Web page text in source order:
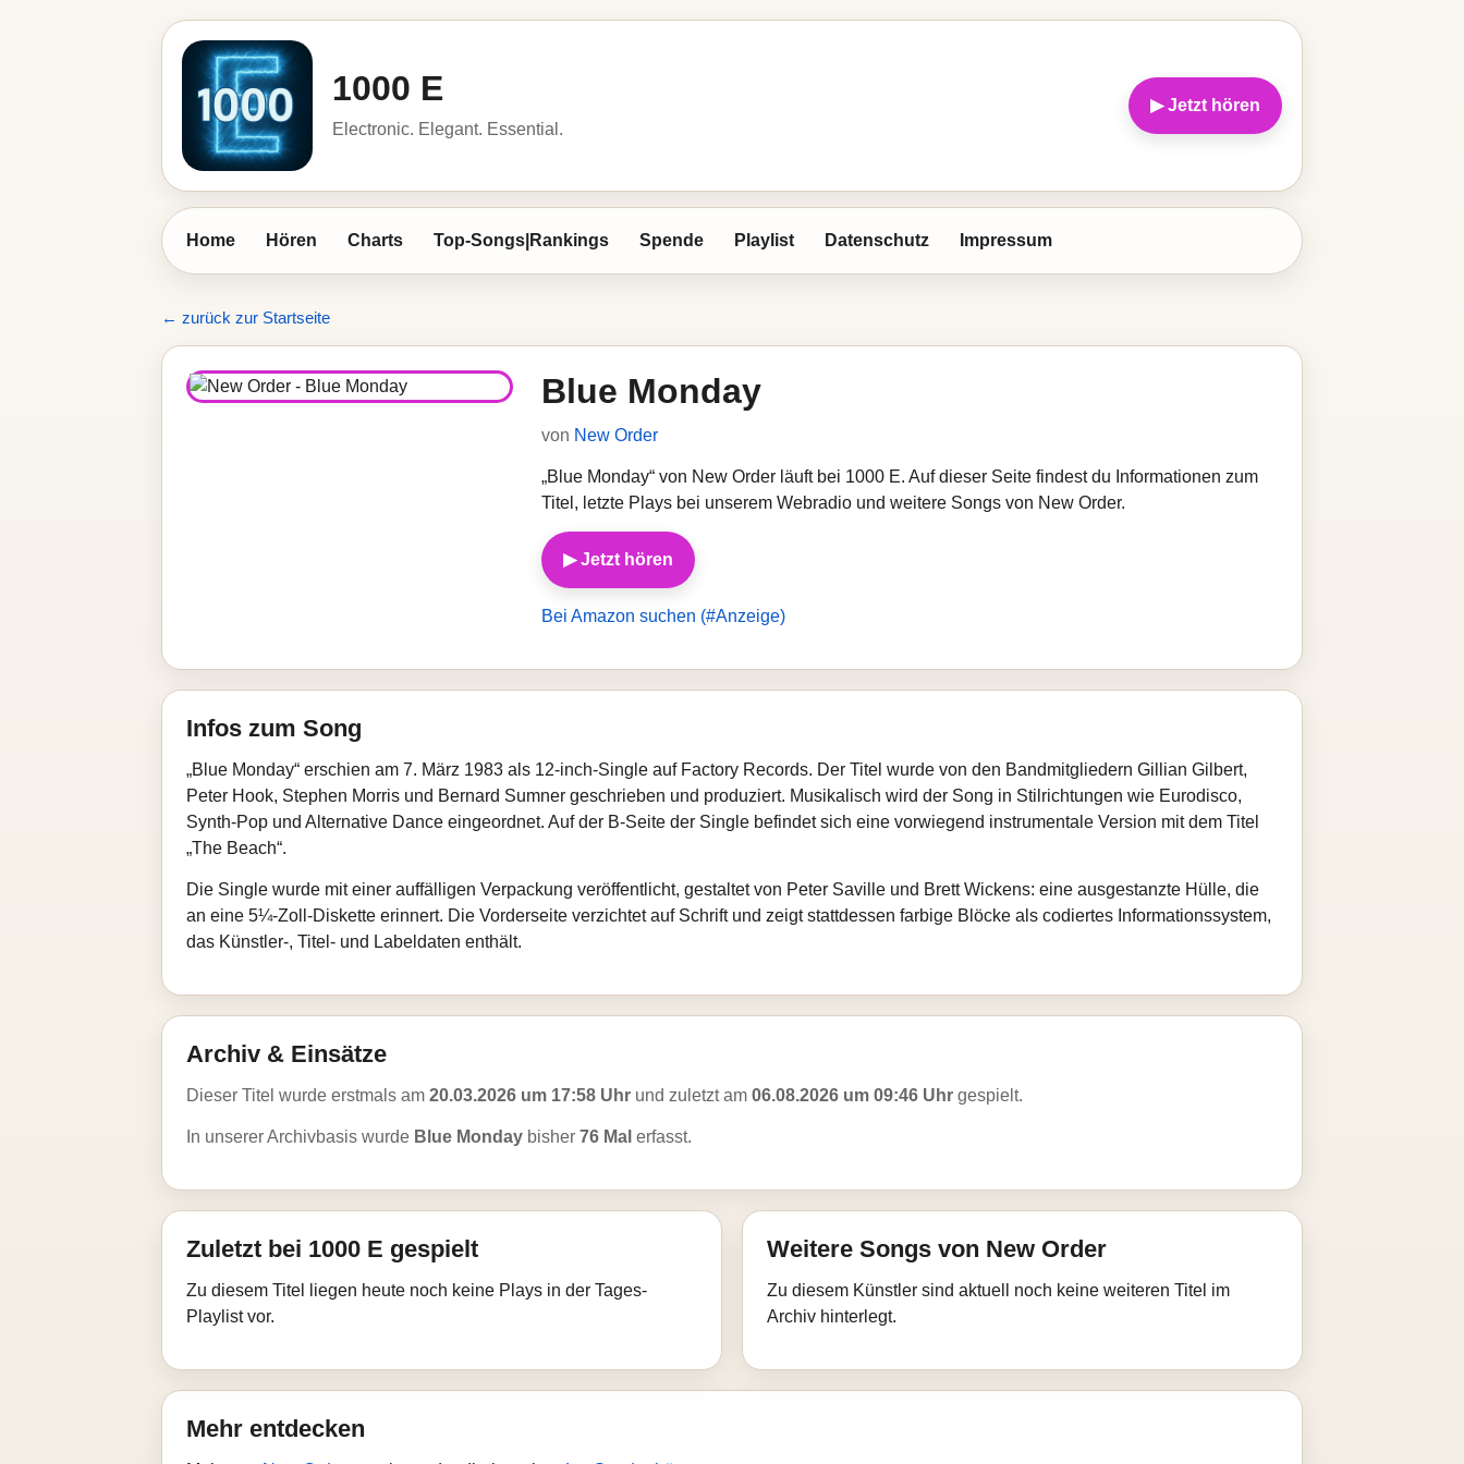
1000 E
Electronic. Elegant. Essential.
▶ Jetzt hören
Home Hören Charts Top-Songs|Rankings Spende Playlist Datenschutz Impressum
← zurück zur Startseite
Blue Monday
von New Order
„Blue Monday“ von New Order läuft bei 1000 E. Auf dieser Seite findest du Informationen zum
Titel, letzte Plays bei unserem Webradio und weitere Songs von New Order.
▶ Jetzt hören
Bei Amazon suchen (#Anzeige)
Infos zum Song
„Blue Monday“ erschien am 7. März 1983 als 12‑inch‑Single auf Factory Records. Der Titel wurde von den Bandmitgliedern Gillian Gilbert,
Peter Hook, Stephen Morris und Bernard Sumner geschrieben und produziert. Musikalisch wird der Song in Stilrichtungen wie Eurodisco,
Synth‑Pop und Alternative Dance eingeordnet. Auf der B‑Seite der Single befindet sich eine vorwiegend instrumentale Version mit dem Titel
„The Beach“.
Die Single wurde mit einer auffälligen Verpackung veröffentlicht, gestaltet von Peter Saville und Brett Wickens: eine ausgestanzte Hülle, die
an eine 5¼‑Zoll‑Diskette erinnert. Die Vorderseite verzichtet auf Schrift und zeigt stattdessen farbige Blöcke als codiertes Informationssystem,
das Künstler-, Titel‑ und Labeldaten enthält.
Archiv & Einsätze
Dieser Titel wurde erstmals am 20.03.2026 um 17:58 Uhr und zuletzt am 06.08.2026 um 09:46 Uhr gespielt.
In unserer Archivbasis wurde Blue Monday bisher 76 Mal erfasst.
Zuletzt bei 1000 E gespielt
Zu diesem Titel liegen heute noch keine Plays in der Tages-
Playlist vor.
Weitere Songs von New Order
Zu diesem Künstler sind aktuell noch keine weiteren Titel im
Archiv hinterlegt.
Mehr entdecken